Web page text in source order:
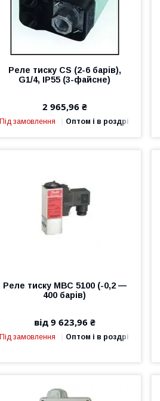
Реле тиску CS (2-6 барів),
G1/4, IP55 (3-файсне)
2 965,96 ₴
Під замовлення Оптом і в роздріб
Реле тиску МВС 5100 (-0,2 —
400 барів)
від 9 623,96 ₴
Під замовлення Оптом і в роздріб